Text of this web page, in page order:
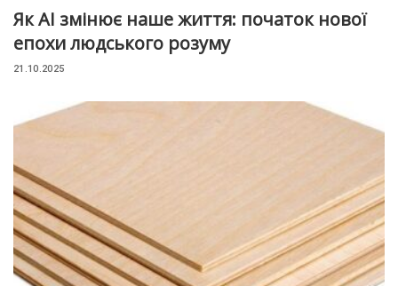
Як AI змінює наше життя: початок нової
епохи людського розуму
21.10.2025